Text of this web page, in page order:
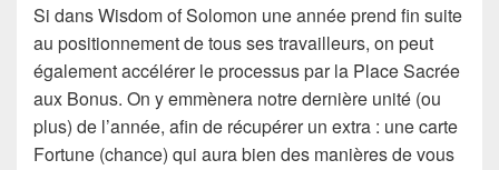
Si dans Wisdom of Solomon une année prend fin suite
au positionnement de tous ses travailleurs, on peut
également accélérer le processus par la Place Sacrée
aux Bonus. On y emmènera notre dernière unité (ou
plus) de l’année, afin de récupérer un extra : une carte
Fortune (chance) qui aura bien des manières de vous